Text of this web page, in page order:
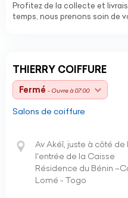
Profitez de la collecte et
temps, nous prenons soin de
THIERRY COIFFURE
Fermé - Ouvre à 07:00
Salons de coiffure
Av Akéî, juste à côté
l'entrée de la Caisse
Résidence du Bénin
Lomé - Togo